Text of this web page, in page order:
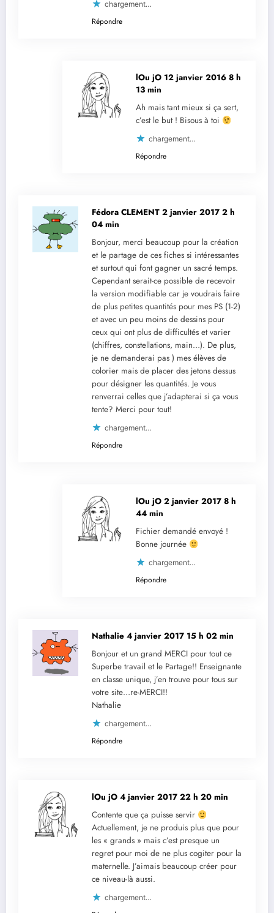
chargement…
Répondre
lOu jO 12 janvier 2016 8 h
13 min
Ah mais tant mieux si ça sert,
c’est le but ! Bisous à toi
chargement…
Répondre
Fédora CLEMENT 2 janvier 2017 2 h
04 min
Bonjour, merci beaucoup pour la création
et le partage de ces fiches si intéressantes
et surtout qui font gagner un sacré temps.
Cependant serait-ce possible de recevoir
la version modifiable car je voudrais faire
de plus petites quantités pour mes PS (1-2)
et avec un peu moins de dessins pour
ceux qui ont plus de difficultés et varier
(chiffres, constellations, main…). De plus,
je ne demanderai pas ) mes élèves de
colorier mais de placer des jetons dessus
pour désigner les quantités. Je vous
renverrai celles que j’adapterai si ça vous
tente? Merci pour tout!
chargement…
Répondre
lOu jO 2 janvier 2017 8 h
44 min
Fichier demandé envoyé !
Bonne journée
chargement…
Répondre
Nathalie 4 janvier 2017 15 h 02 min
Bonjour et un grand MERCI pour tout ce
Superbe travail et le Partage!! Enseignante
en classe unique, j’en trouve pour tous sur
votre site…re-MERCI!!
Nathalie
chargement…
Répondre
lOu jO 4 janvier 2017 22 h 20 min
Contente que ça puisse servir
Actuellement, je ne produis plus que pour
les « grands » mais c’est presque un
regret pour moi de ne plus cogiter pour la
maternelle. J’aimais beaucoup créer pour
ce niveau-là aussi.
chargement…